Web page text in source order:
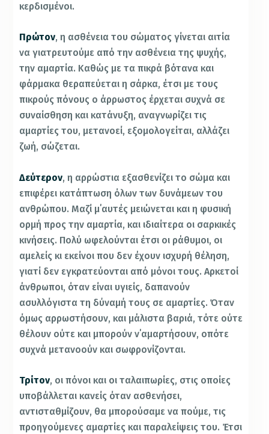
κερδισμένοι.
Πρώτον, η ασθένεια του σώματος γίνεται αιτία
να γιατρευτούμε από την ασθένεια της ψυχής,
την αμαρτία. Καθώς με τα πικρά βότανα και
φάρμακα θεραπεύεται η σάρκα, έτσι με τους
πικρούς πόνους ο άρρωστος έρχεται συχνά σε
συναίσθηση και κατάνυξη, αναγνωρίζει τις
αμαρτίες του, μετανοεί, εξομολογείται, αλλάζει
ζωή, σώζεται.
Δεύτερον, η αρρώστια εξασθενίζει το σώμα και
επιφέρει κατάπτωση όλων των δυνάμεων του
ανθρώπου. Μαζί μ΄αυτές μειώνεται και η φυσική
ορμή προς την αμαρτία, και ιδιαίτερα οι σαρκικές
κινήσεις. Πολύ ωφελούνται έτσι οι ράθυμοι, οι
αμελείς κι εκείνοι που δεν έχουν ισχυρή θέληση,
γιατί δεν εγκρατεύονται από μόνοι τους. Αρκετοί
άνθρωποι, όταν είναι υγιείς, δαπανούν
ασυλλόγιστα τη δύναμή τους σε αμαρτίες. Όταν
όμως αρρωστήσουν, και μάλιστα βαριά, τότε ούτε
θέλουν ούτε και μπορούν ν΄αμαρτήσουν, οπότε
συχνά μετανοούν και σωφρονίζονται.
Τρίτον, οι πόνοι και οι ταλαιπωρίες, στις οποίες
υποβάλλεται κανείς όταν ασθενήσει,
αντισταθμίζουν, θα μπορούσαμε να πούμε, τις
προηγούμενες αμαρτίες και παραλείψεις του. Έτσι